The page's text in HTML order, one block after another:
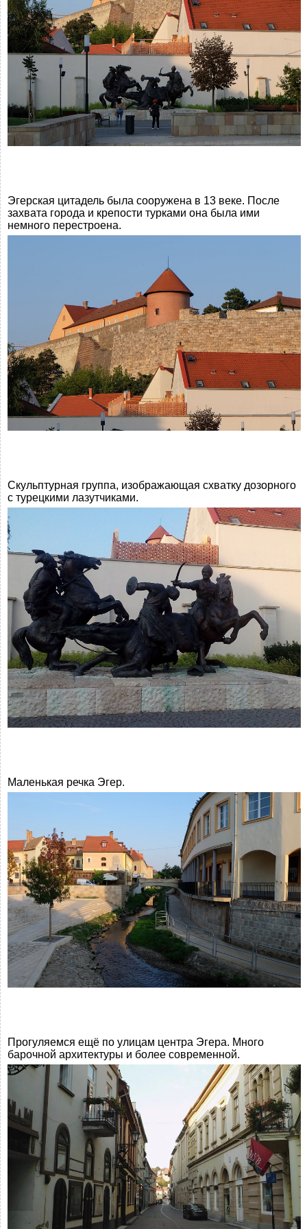
Эгерская цитадель была сооружена в 13 веке. После
захвата города и крепости турками она была ими
немного перестроена.
Скульптурная группа, изображающая схватку дозорного
с турецкими лазутчиками.
Маленькая речка Эгер.
Прогуляемся ещё по улицам центра Эгера. Много
барочной архитектуры и более современной.